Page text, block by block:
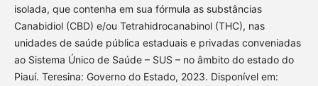
isolada, que contenha em sua fórmula as substâncias
Canabidiol (CBD) e/ou Tetrahidrocanabinol (THC), nas
unidades de saúde pública estaduais e privadas conveniadas
ao Sistema Único de Saúde – SUS – no âmbito do estado do
Piauí. Teresina: Governo do Estado, 2023. Disponível em: